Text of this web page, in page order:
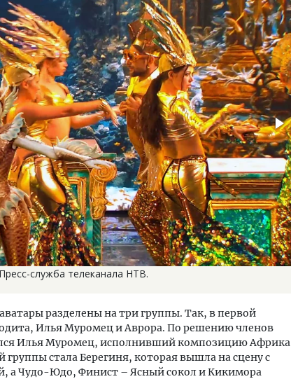
служба телеканала НТВ.
разделены на три группы. Так, в первой
Илья Муромец и Аврора. По решению членов
Илья Муромец, исполнивший композицию Африка
стала Берегиня, которая вышла на сцену с
а Чудо-Юдо, Финист – Ясный сокол и Кикимора